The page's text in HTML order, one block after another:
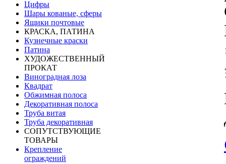
Цифры
Шары кованые, сферы
Ящики почтовые
КРАСКА, ПАТИНА
Кузнечные краски
Патина
ХУДОЖЕСТВЕННЫЙ
ПРОКАТ
Виноградная лоза
Квадрат
Обжимная полоса
Декоративная полоса
Труба витая
Труба декоративная
СОПУТСТВУЮЩИЕ
ТОВАРЫ
Крепление
ограждений